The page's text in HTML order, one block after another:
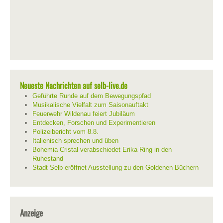
Neueste Nachrichten auf selb-live.de
Geführte Runde auf dem Bewegungspfad
Musikalische Vielfalt zum Saisonauftakt
Feuerwehr Wildenau feiert Jubiläum
Entdecken, Forschen und Experimentieren
Polizeibericht vom 8.8.
Italienisch sprechen und üben
Bohemia Cristal verabschiedet Erika Ring in den
Ruhestand
Stadt Selb eröffnet Ausstellung zu den Goldenen Büchern
Anzeige